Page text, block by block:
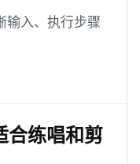
输入、执行步骤
合练唱和剪